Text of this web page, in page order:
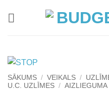
SĀKUMS / VEIKALS /
U.C. UZLĪMES /